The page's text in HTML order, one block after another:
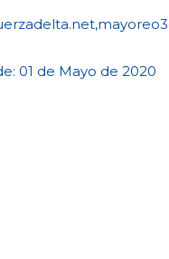
01 de Mayo de 2020